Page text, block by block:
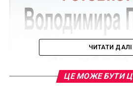
ЧИТАТИ ДАЛІ
ЦЕ МОЖЕ БУТИ